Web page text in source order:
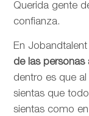
Querida gente
confianza.
En
de las personas
dentro es que
sientas que
sientas como